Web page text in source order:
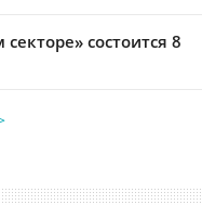
состоится 8